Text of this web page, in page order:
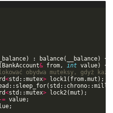
) : balance( __balance) {
( BankAccount& from , int value)
{
obydwa muteksy, gdyż
<std ::mutex> lock1 ( from.mut ) ;
:: sleep_for( std :: chrono::
<std ::mutex> lock2 (mut ) ;
-= value;
;